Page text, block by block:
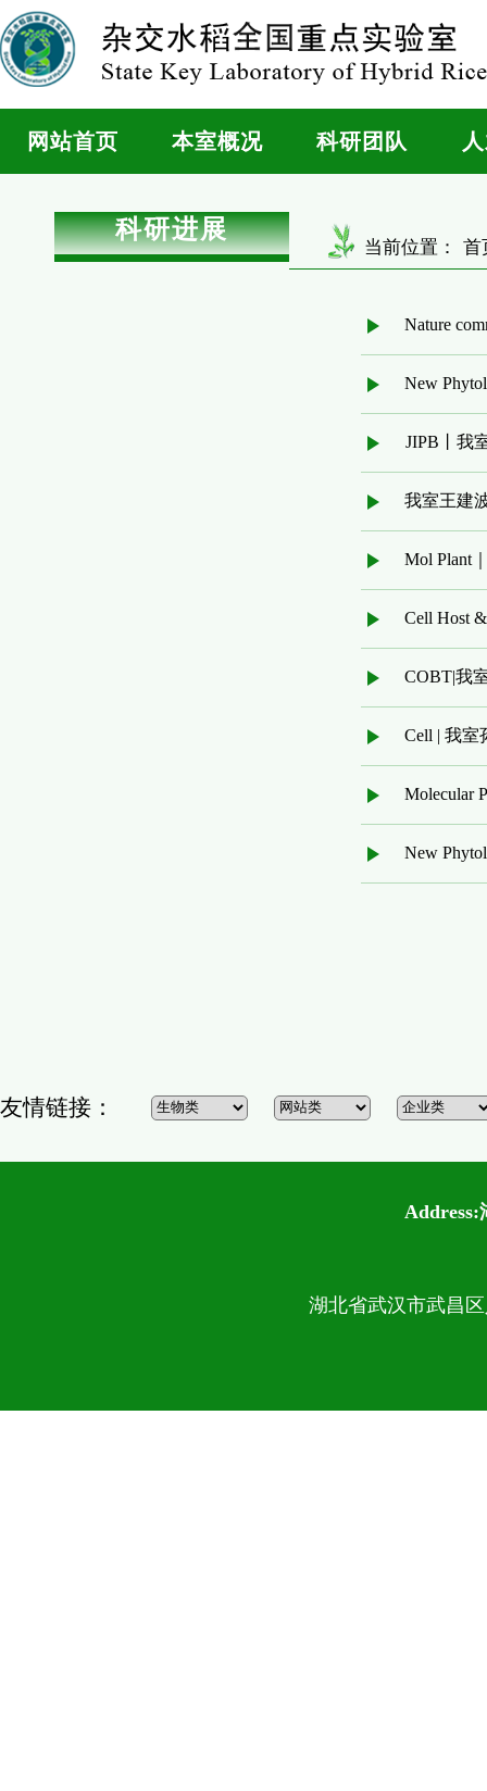
网站首页 本室概况 科研团队
科研进展
当前位置： 首
Nature
我室王建
Cell Host
COBT|我
Cell | 我
Molecular
New
友情链接：
Address:
湖北省武汉市武昌